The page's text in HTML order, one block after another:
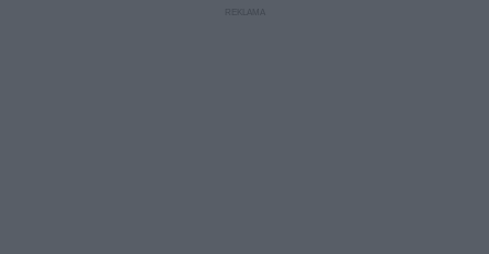
szczególnie w zakładach, gdzie procesy technologiczne, takie jak